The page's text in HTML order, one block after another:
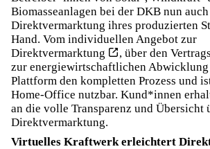
Biomasseanlagen bei der DKB nun
Direktvermarktung ihres produzierten
Hand. Vom individuellen Angebot zur
Direktvermarktung
, über den
zur energiewirtschaftlichen
Plattform den kompletten Prozess und
Home-Office nutzbar. Kund*innen
an die volle Transparenz und Übersicht
Direktvermarktung.
Virtuelles Kraftwerk erleichtert